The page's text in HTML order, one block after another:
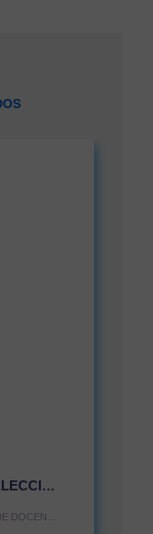
CONCURSO PUBLICO DE SELECCION DE DOCENTE